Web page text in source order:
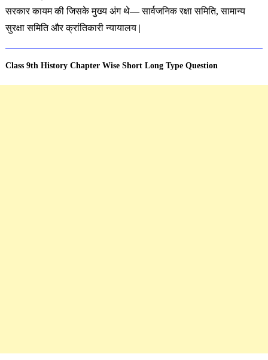
सरकार कायम की जिसके मुख्य अंग थे— सार्वजनिक रक्षा समिति, सामान्य
सुरक्षा समिति और क्रांतिकारी न्यायालय |
Class 9th History Chapter Wise Short Long Type Question